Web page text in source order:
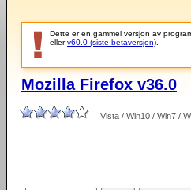
Dette er en gammel versjon av
ellerv60.0 (siste betaversjon)
Mozilla Firefox v36.0
Vista / Win10 / Win7 /